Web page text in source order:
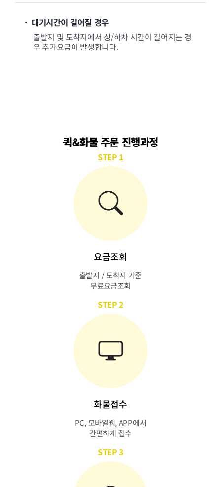
· 대기시간이 길어질 경우
출발지 및 도착지에서 상/하차 시간이 길어지는 경
우 추가요금이 발생합니다.
퀵&화물 주문 진행과정
STEP 1
요금조회
출발지 / 도착지 기준
무료요금조회
STEP 2
화물접수
PC, 모바일웹, APP에서
간편하게 접수
STEP 3